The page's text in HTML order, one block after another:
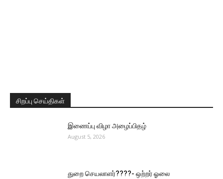
சிறப்பு செய்திகள்
இணைப்பு விழா அழைப்பிதழ்
August 5, 2026
துறை செயலாளர்????- ஒற்றர் ஓலை